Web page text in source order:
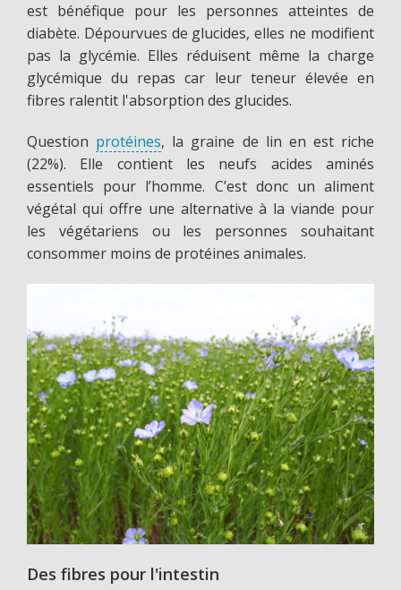
est bénéfique pour les personnes atteintes de
diabète. Dépourvues de glucides, elles ne modifient
pas la glycémie. Elles réduisent même la charge
glycémique du repas car leur teneur élevée en
fibres ralentit l'absorption des glucides.
Question protéines, la graine de lin en est riche
(22%). Elle contient les neufs acides aminés
essentiels pour l’homme. C’est donc un aliment
végétal qui offre une alternative à la viande pour
les végétariens ou les personnes souhaitant
consommer moins de protéines animales.
Des fibres pour l'intestin